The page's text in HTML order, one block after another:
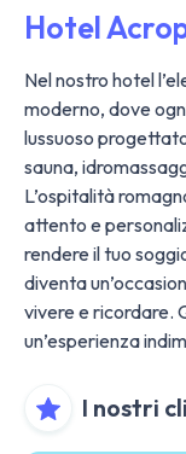
Hotel
Nel nostro hotel
moderno, dove
lussuoso
sauna,
L’ospitalità
attento e
rendere il tuo
diventa
vivere e ricordare.
un’esperienza
I nostri